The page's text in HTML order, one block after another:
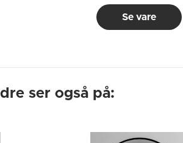
Se vare
ser også på: